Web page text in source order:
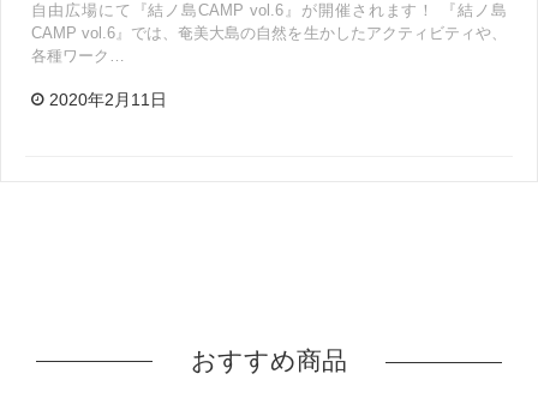
自由広場にて『結ノ島CAMP vol.6』が開催されます！ 『結ノ島
CAMP vol.6』では、奄美大島の自然を生かしたアクティビティや、
各種ワーク…
2020年2月11日
おすすめ商品